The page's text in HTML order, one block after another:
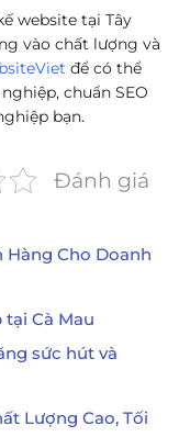
website tại Tây
vào chất lượng và
để có thể
chuẩn SEO
bạn.
Đánh giá
Hàng Cho Doanh
Cà Mau
sức hút và
Lượng Cao, Tối